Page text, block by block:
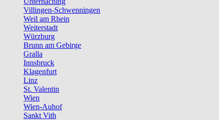
Villingen-Schwenningen
Weil am Rhein
Weiterstadt
Würzburg
Brunn am Gebirge
Gralla
Innsbruck
Klagenfurt
Linz
St. Valentin
Wien
Wien-Auhof
Sankt Vith